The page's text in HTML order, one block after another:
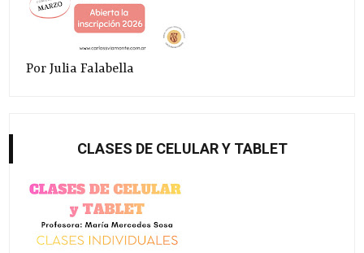
Por Julia Falabella
CLASES DE CELULAR Y TABLET